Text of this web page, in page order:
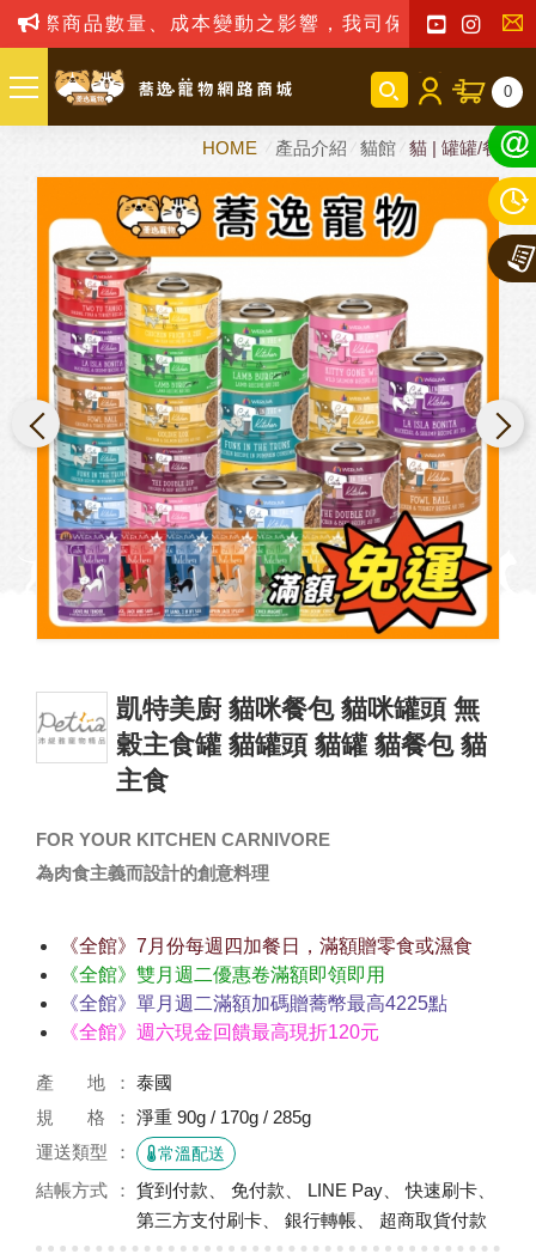
、成本變動之影響，我司保留訂單接受與否權利
聯
我
們
0
HOME 產品介紹 貓館 貓 | 罐罐/餐包
凱特美廚 貓咪餐包 貓咪罐頭 無
穀主食罐 貓罐頭 貓罐 貓餐包 貓
主食
FOR YOUR KITCHEN CARNIVORE
為肉食主義而設計的創意料理
《全館》7月份每週四加餐日，滿額贈零食或濕食
《全館》雙月週二優惠卷滿額即領即用
《全館》單月週二滿額加碼贈蕎幣最高4225點
《全館》週六現金回饋最高現折120元
產 地
泰國
規 格
淨重 90g / 170g / 285g
運送類型
常溫配送
結帳方式
貨到付款、 免付款、 LINE Pay、 快速刷卡、
第三方支付刷卡、 銀行轉帳、 超商取貨付款